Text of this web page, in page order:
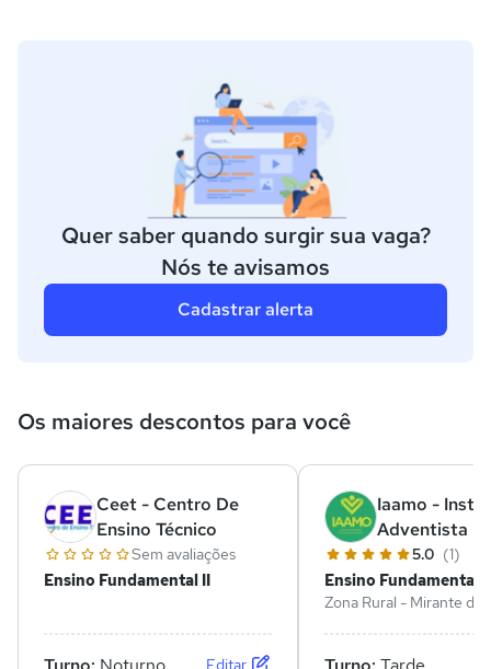
Quer saber quando surgir sua vaga?
Nós te avisamos
Cadastrar alerta
Os maiores descontos para você
Ceet - Centro De
Ensino Técnico
Sem avaliações
Ensino Fundamental II
Editar
Iaamo -
Adventista
Amazonia
5.0 (1)
Ensino Fundamental I
Zona Rural - Mirante da